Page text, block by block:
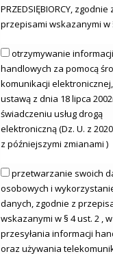
PRZEDSIĘBIORCY, zgodnie
przepisami wskazanymi w
otrzymywanie informacji
handlowych za pomocą
komunikacji
ustawą z dnia 18 lipca
świadczeniu usług drogą
elektroniczną (Dz. U. z
z późniejszymi zmianami )
przetwarzanie swoich
osobowych i
danych, zgodnie z
wskazanymi w § 4 ust. 2 ,
przesyłania informacji
oraz używania